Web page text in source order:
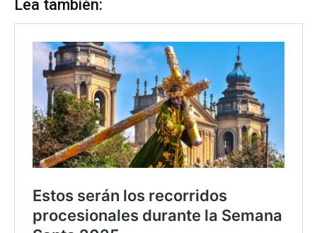
Lea también: